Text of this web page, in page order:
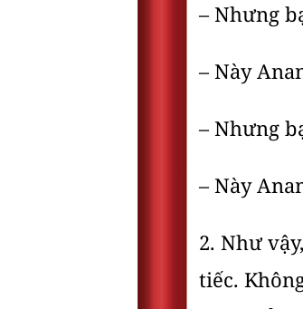
– Nhưng
– Này
– Nhưng
– Này
2. Như
tiếc.